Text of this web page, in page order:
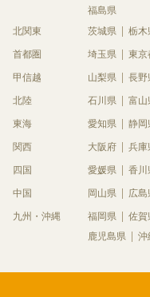
福島県
北関東
茨城県 栃木
首都圏 埼玉県 東京
甲信越 山梨県 長野
北陸 石川県 富山
東海 愛知県 静岡
関西 大阪府 兵庫
四国 愛媛県 香川
中国 岡山県 広島
九州・沖縄 福岡県 佐賀
鹿児島県
沖